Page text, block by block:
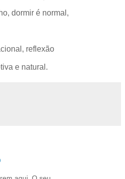
dormir é normal,
reflexão
e natural.